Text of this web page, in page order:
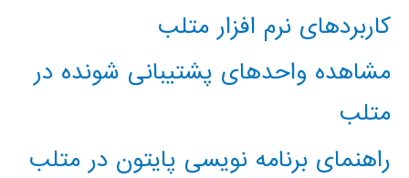
کاربردهای نرم افزار متلب
مشاهده واحدهای پشتیبانی شونده در
متلب
راهنمای برنامه نویسی پایتون در متلب